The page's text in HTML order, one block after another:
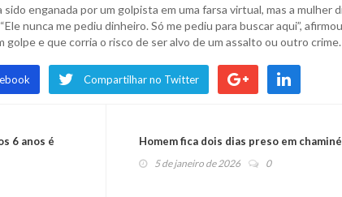
enganada por um golpista em uma farsa virtual, mas a mulher
nunca me pediu dinheiro. Só me pediu para buscar aqui”,
e que corria o risco de ser alvo de um assalto ou outro crime.
Compartilhar no Twitter
6 anos é
Homem fica dois dias preso em chaminé
5 de janeiro de 2026 0